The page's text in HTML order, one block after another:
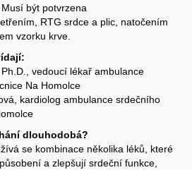
být potvrzena
RTG srdce a plic, natočením
vzorku krve.
vedoucí lékař ambulance
Na Homolce
kardiolog ambulance srdečního
dlouhodobá?
se kombinace několika léků, které
a zlepšují srdeční funkce,